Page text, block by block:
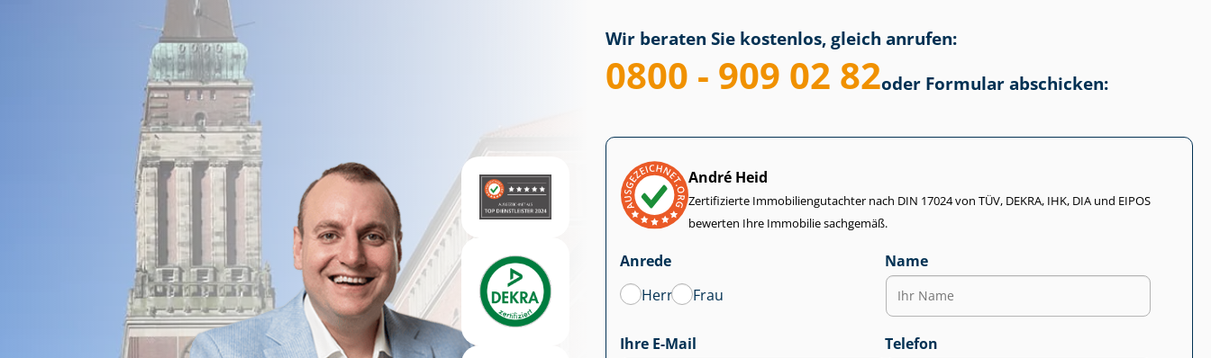
Wir beraten Sie kostenlos, gleich anrufen:
0800 - 909 02 82oder Formular abschicken:
André Heid
Zertifizierte Im­mo­bi­li­en­gut­ach­ter nach DIN 17024 von TÜV, DEKRA, IHK, DIA und EIPOS
bewerten Ihre Immobilie sachgemäß.
Anrede
Herr
Frau
Name
Ihre E-Mail Telefon